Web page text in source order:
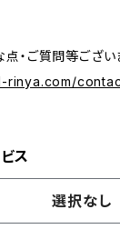
・ご質問等ござい
ス
選択なし